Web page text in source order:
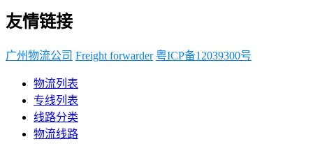
友情链接
广州物流公司 Freight forwarder 粤ICP备12039300号
物流列表
专线列表
线路分类
物流线路